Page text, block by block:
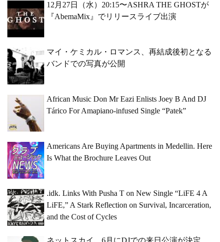
12月27日（水）20:15〜ASHRA THE GHOSTが
『AbemaMix』でリリースライブ出演
マイ・ケミカル・ロマンス、再結成後初となる
バンドでの写真が公開
African Music Don Mr Eazi Enlists Joey B And DJ
Tárico For Amapiano-infused Single “Patek”
Americans Are Buying Apartments in Medellin. Here
Is What the Brochure Leaves Out
.idk. Links With Pusha T on New Single “LiFE 4 A
LiFE,” A Stark Reflection on Survival, Incarceration,
and the Cost of Cycles
ネットスカイ、6月にDJでの来日公演が決定